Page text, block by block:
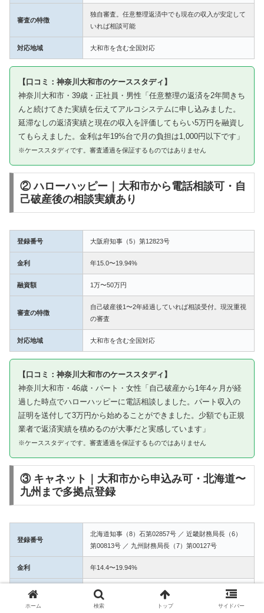
審査の特徴
独自審査。任意整理返済中でも現在の収入が安定して
いれば相談可能
対応地域 大和市を含む全国対応
【口コミ：神奈川大和市のケーススタディ】
神奈川大和市・39歳・正社員・男性「任意整理の返済を2年間きち
んと続けてきた実績を伝えてアルコシステムに申し込みました。
延滞なしの返済実績と現在の収入を評価してもらい5万円を融資し
てもらえました。金利は年19%台で月の負担は1,000円以下です」
※ケーススタディです。審査通過を保証するものではありません
② ハローハッピー｜大和市から電話相談可・自
己破産後の相談実績あり
登録番号 大阪府知事（5）第12823号
金利 年15.0〜19.94%
融資額 1万〜50万円
審査の特徴
自己破産後1〜2年経過していれば相談受付。現況重視
の審査
対応地域 大和市を含む全国対応
【口コミ：神奈川大和市のケーススタディ】
神奈川大和市・46歳・パート・女性「自己破産から1年4ヶ月が経
過した時点でハローハッピーに電話相談しました。パート収入の
証明を送付して3万円から始めることができました。少額でも正規
業者で返済実績を積めるのが大事だと実感しています」
※ケーススタディです。審査通過を保証するものではありません
③ キャネット｜大和市から申込み可・北海道〜
九州まで多拠点登録
登録番号
北海道知事（8）石第02857号 ／ 近畿財務局長（6）
第00813号 ／ 九州財務局長（7）第00127号
金利 年14.4〜19.94%
融資額 1万〜50万円
ホーム 検索 トップ サイドバー